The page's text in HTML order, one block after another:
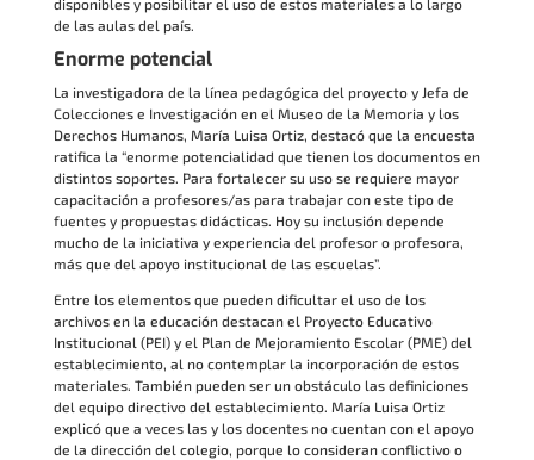
disponibles y posibilitar el uso de estos materiales a lo largo
de las aulas del país.
Enorme potencial
La investigadora de la línea pedagógica del proyecto y Jefa de
Colecciones e Investigación en el Museo de la Memoria y los
Derechos Humanos, María Luisa Ortiz, destacó que la encuesta
ratifica la “enorme potencialidad que tienen los documentos en
distintos soportes. Para fortalecer su uso se requiere mayor
capacitación a profesores/as para trabajar con este tipo de
fuentes y propuestas didácticas. Hoy su inclusión depende
mucho de la iniciativa y experiencia del profesor o profesora,
más que del apoyo institucional de las escuelas”.
Entre los elementos que pueden dificultar el uso de los
archivos en la educación destacan el Proyecto Educativo
Institucional (PEI) y el Plan de Mejoramiento Escolar (PME) del
establecimiento, al no contemplar la incorporación de estos
materiales. También pueden ser un obstáculo las definiciones
del equipo directivo del establecimiento. María Luisa Ortiz
explicó que a veces las y los docentes no cuentan con el apoyo
de la dirección del colegio, porque lo consideran conflictivo o